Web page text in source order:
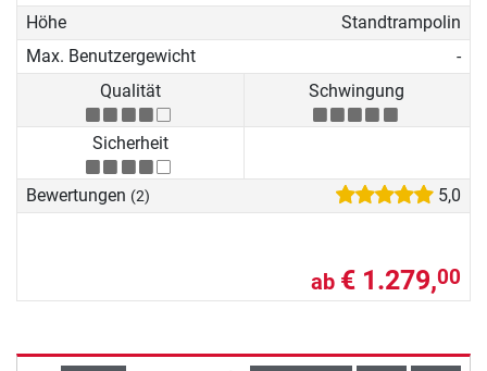
Höhe
Standtrampolin
Max. Benutzergewicht
-
Qualität
Schwingung
Sicherheit
Bewertungen (2) 5,0
ab € 1.279,00